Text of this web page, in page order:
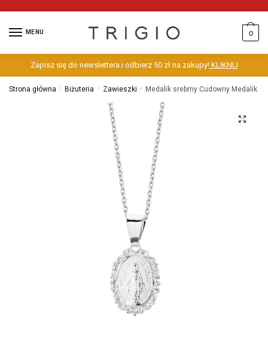
MENU 0
Zapisz się do newslettera i odbierz 50 zł na zakupy!KLIKNIJ
Strona główna / Biżuteria / Zawieszki / Medalik srebrny Cudowny Medalik